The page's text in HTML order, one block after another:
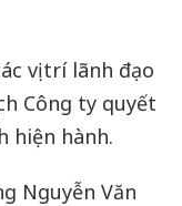
vị trí lãnh đạo
Công ty quyết
hiện hành.
Nguyễn Văn